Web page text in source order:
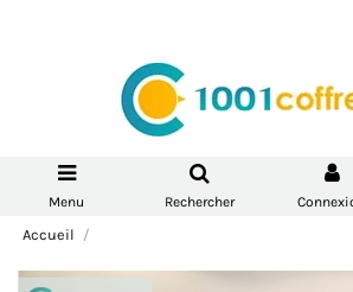
Menu Rechercher
Accueil